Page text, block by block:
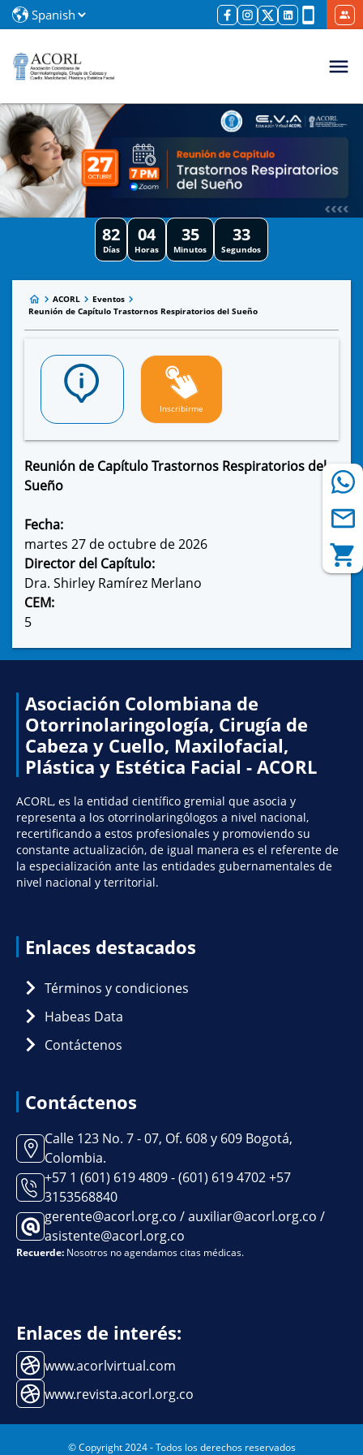
82
Días
04
Horas
35
Minutos
33
Segundos
ACORL
Eventos
Reunión de Capítulo Trastornos Respiratorios del Sueño
Inscribirme
Reunión de Capítulo Trastornos Respiratorios del
Sueño
Fecha:
martes 27 de octubre de 2026
Director del Capítulo:
Dra. Shirley Ramírez Merlano
CEM:
5
Asociación Colombiana de
Otorrinolaringología, Cirugía de
Cabeza y Cuello, Maxilofacial,
Plástica y Estética Facial - ACORL
ACORL, es la entidad científico gremial que asocia y
representa a los otorrinolaringólogos a nivel nacional,
recertificando a estos profesionales y promoviendo su
constante actualización, de igual manera es el referente de
la especialización ante las entidades gubernamentales de
nivel nacional y territorial.
Enlaces destacados
Términos y condiciones
Habeas Data
Contáctenos
Contáctenos
Calle 123 No. 7 - 07, Of. 608 y 609 Bogotá,
Colombia.
+57 1 (601) 619 4809 - (601) 619 4702 +57
3153568840
gerente@acorl.org.co / auxiliar@acorl.org.co /
asistente@acorl.org.co
Recuerde: Nosotros no agendamos citas médicas.
Enlaces de interés:
www.acorlvirtual.com
www.revista.acorl.org.co
© Copyright 2024 - Todos los derechos reservados